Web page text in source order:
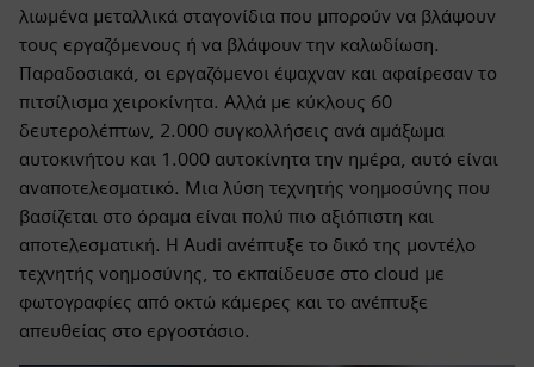
λιωμένα μεταλλικά σταγονίδια που μπορούν να βλάψουν
τους εργαζόμενους ή να βλάψουν την καλωδίωση.
Παραδοσιακά, οι εργαζόμενοι έψαχναν και αφαίρεσαν το
πιτσίλισμα χειροκίνητα. Αλλά με κύκλους 60
δευτερολέπτων, 2.000 συγκολλήσεις ανά αμάξωμα
αυτοκινήτου και 1.000 αυτοκίνητα την ημέρα, αυτό είναι
αναποτελεσματικό. Μια λύση τεχνητής νοημοσύνης που
βασίζεται στο όραμα είναι πολύ πιο αξιόπιστη και
αποτελεσματική. Η Audi ανέπτυξε το δικό της μοντέλο
τεχνητής νοημοσύνης, το εκπαίδευσε στο cloud με
φωτογραφίες από οκτώ κάμερες και το ανέπτυξε
απευθείας στο εργοστάσιο.